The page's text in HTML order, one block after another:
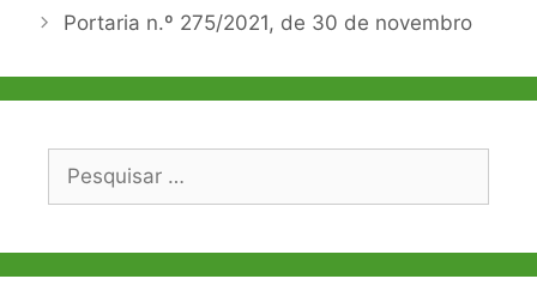
Portaria n.º 275/2021, de 30 de novembro
Pesquisar